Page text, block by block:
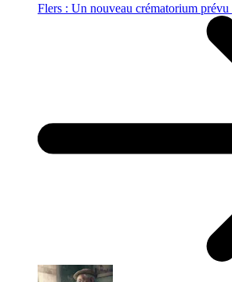
Flers : Un nouveau crématorium